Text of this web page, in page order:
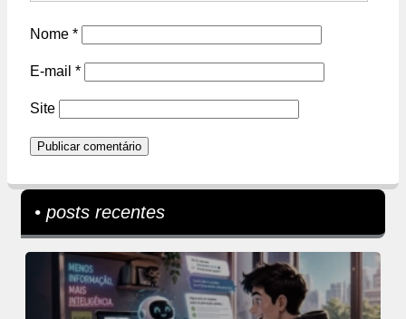
Nome *
E-mail *
Site
• posts recentes